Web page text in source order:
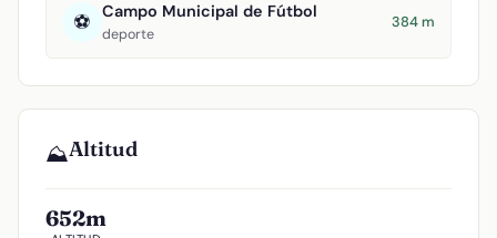
⚽ Campo Municipal de Fútbol
deporte
384 m
⛰️Altitud
652m